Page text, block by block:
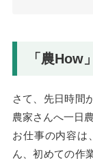
「農How
さて、先日時間
農家さんへ一日
お仕事の内容は
ん、初めての作